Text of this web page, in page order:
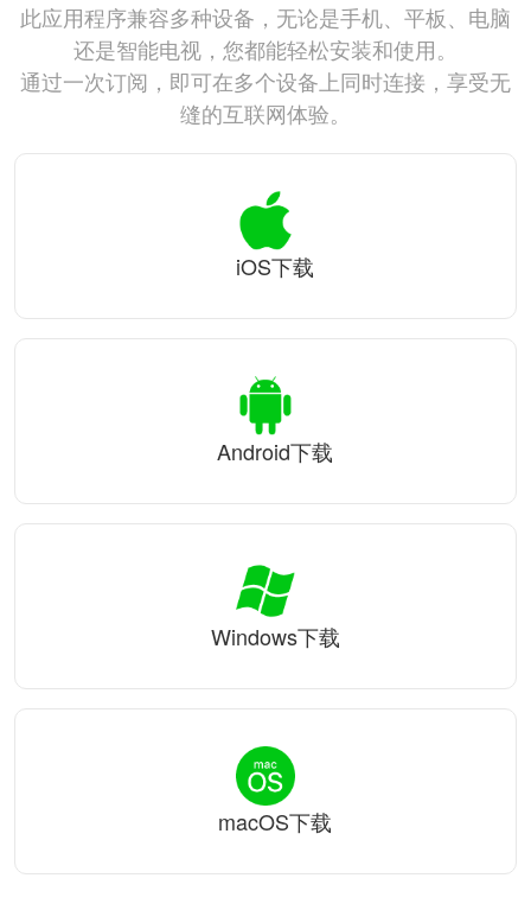
此应用程序兼容多种设备，无论是手机、平板、电脑
还是智能电视，您都能轻松安装和使用。
通过一次订阅，即可在多个设备上同时连接，享受无
缝的互联网体验。
iOS下载
Android下载
Windows下载
macOS下载